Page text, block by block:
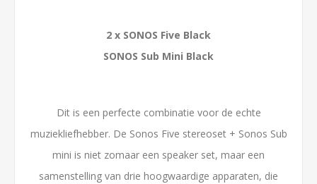
2 x SONOS Five Black
SONOS Sub Mini Black
Dit is een perfecte combinatie voor de echte
muziekliefhebber. De Sonos Five stereoset + Sonos Sub
mini is niet zomaar een speaker set, maar een
samenstelling van drie hoogwaardige apparaten, die